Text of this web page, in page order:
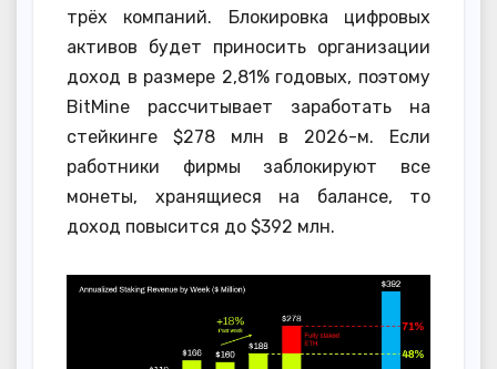
трёх компаний. Блокировка цифровых
активов будет приносить организации
доход в размере 2,81% годовых, поэтому
BitMine рассчитывает заработать на
стейкинге $278 млн в 2026-м. Если
работники фирмы заблокируют все
монеты, хранящиеся на балансе, то
доход повысится до $392 млн.